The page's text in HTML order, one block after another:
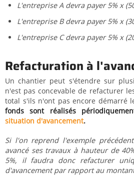
L'entreprise A devra payer 5% x
L'entreprise B devra payer 5% x
L'entreprise C devra payer 5% x
Refacturation à
Un chantier peut s'étendre sur
n'est pas concevable de refacturer
total s'ils n'ont pas encore démarré
fonds sont réalisés
situation d'avancement.
Si l'on reprend l'exemple
avancé ses travaux à hauteur de
5%, il faudra donc refacturer
d'avancement par rapport au